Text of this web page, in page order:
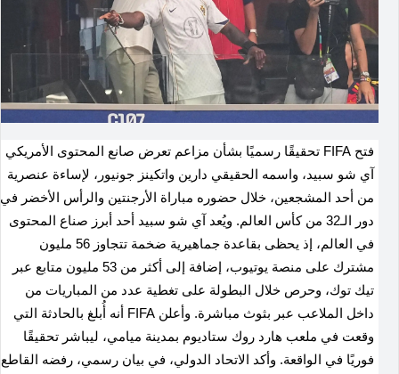
فتح FIFA تحقيقًا رسميًا بشأن مزاعم تعرض صانع المحتوى الأمريكي
آي شو سبيد، واسمه الحقيقي دارين واتكينز جونيور، لإساءة عنصرية
من أحد المشجعين، خلال حضوره مباراة الأرجنتين والرأس الأخضر في
دور الـ32 من كأس العالم. ويُعد آي شو سبيد أحد أبرز صناع المحتوى
في العالم، إذ يحظى بقاعدة جماهيرية ضخمة تتجاوز 56 مليون
مشترك على منصة يوتيوب، إضافة إلى أكثر من 53 مليون متابع عبر
تيك توك، وحرص خلال البطولة على تغطية عدد من المباريات من
داخل الملاعب عبر بثوث مباشرة. وأعلن FIFA أنه أُبلغ بالحادثة التي
وقعت في ملعب هارد روك ستاديوم بمدينة ميامي، ليباشر تحقيقًا
فوريًا في الواقعة. وأكد الاتحاد الدولي، في بيان رسمي، رفضه القاطع